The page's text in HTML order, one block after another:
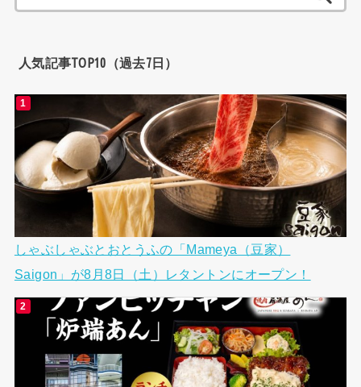
索:
人気記事TOP10（過去7日）
しゃぶしゃぶとおとうふの「Mameya（豆家）
Saigon」が8月8日（土）レタントンにオープン！